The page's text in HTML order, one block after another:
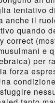
tentativo
anche il
quando
correct
e
per
forza